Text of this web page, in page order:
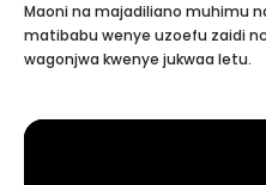
Maoni na majadiliano muhimu
matibabu wenye uzoefu zaidi
wagonjwa kwenye jukwaa letu.